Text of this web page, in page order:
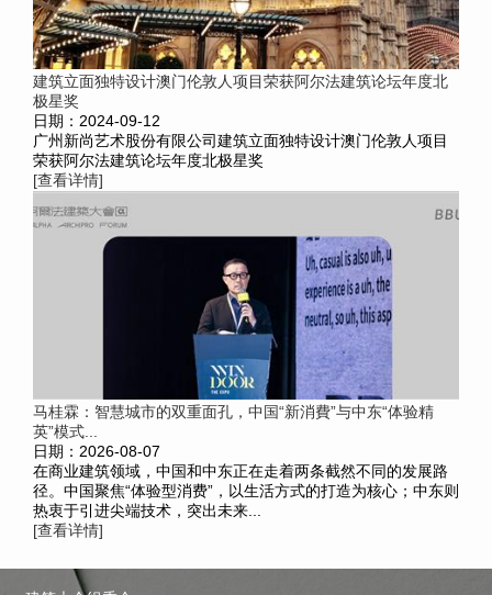
建筑立面独特设计澳门伦敦人项目荣获阿尔法建筑论坛年度北
极星奖
日期：2024-09-12
广州新尚艺术股份有限公司建筑立面独特设计澳门伦敦人项目
荣获阿尔法建筑论坛年度北极星奖
[查看详情]
马桂霖：智慧城市的双重面孔，中国“新消費”与中东“体验精
英”模式...
日期：2026-08-07
在商业建筑领域，中国和中东正在走着两条截然不同的发展路
径。中国聚焦“体验型消费”，以生活方式的打造为核心；中东则
热衷于引进尖端技术，突出未来...
[查看详情]